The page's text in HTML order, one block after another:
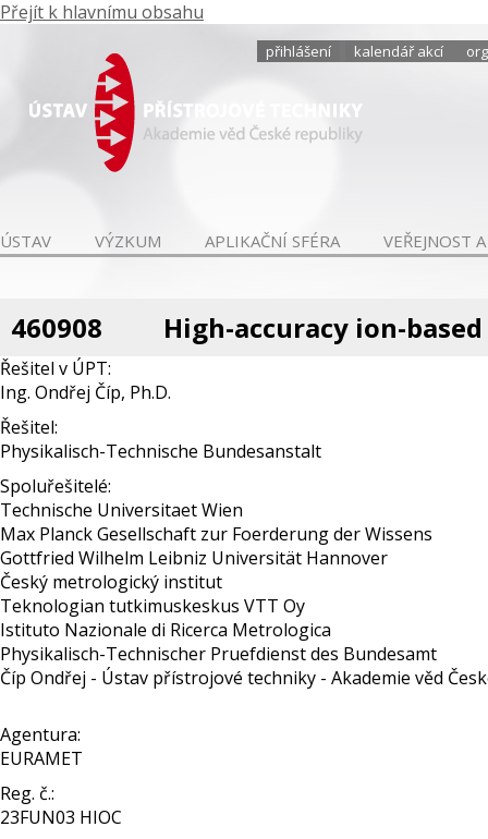
Přejít k hlavnímu obsahu
přihlášení kalendář akcí
ÚSTAV VÝZKUM APLIKAČNÍ SFÉRA VEŘEJNOST
460908 High-accuracy ion-
Řešitel v ÚPT:
Ing. Ondřej Číp, Ph.D.
Řešitel:
Physikalisch-Technische Bundesanstalt
Spoluřešitelé:
Technische Universitaet Wien
Max Planck Gesellschaft zur Foerderung der Wissens
Gottfried Wilhelm Leibniz Universität Hannover
Český metrologický institut
Teknologian tutkimuskeskus VTT Oy
Istituto Nazionale di Ricerca Metrologica
Physikalisch-Technischer Pruefdienst des Bundesamt
Číp Ondřej - Ústav přístrojové techniky - Akademie věd
Agentura:
EURAMET
Reg. č.:
23FUN03 HIOC